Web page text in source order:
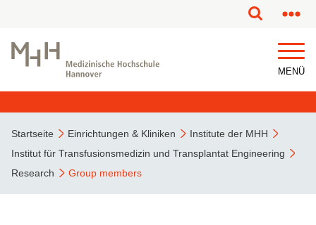
MENÜ
Startseite Einrichtungen & Kliniken
Institute der MHH
Institut für Transfusionsmedizin und Transplantat Engineering
Research
Group members